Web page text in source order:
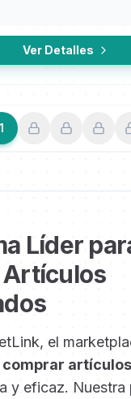
Ver Detalles
1
Líder
el
comprar
y eficaz. Nuestra